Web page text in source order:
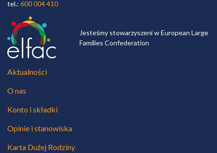
tel.: 600 004 410
Jesteśmy stowarzyszeni w European Large
Families Confederation
Aktualności
O nas
Konto i składki
Opinie i stanowiska
Karta Dużej Rodziny